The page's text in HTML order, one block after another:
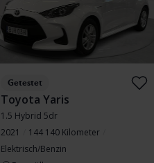
Getestet
Toyota Yaris
1.5 Hybrid 5dr
2021
144 140 Kilometer
Elektrisch/Benzin